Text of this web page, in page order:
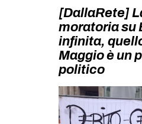
MSM
STUDENTI
ZAM
[DallaRete]
moratoria su
infinita,
Maggio è un
politico